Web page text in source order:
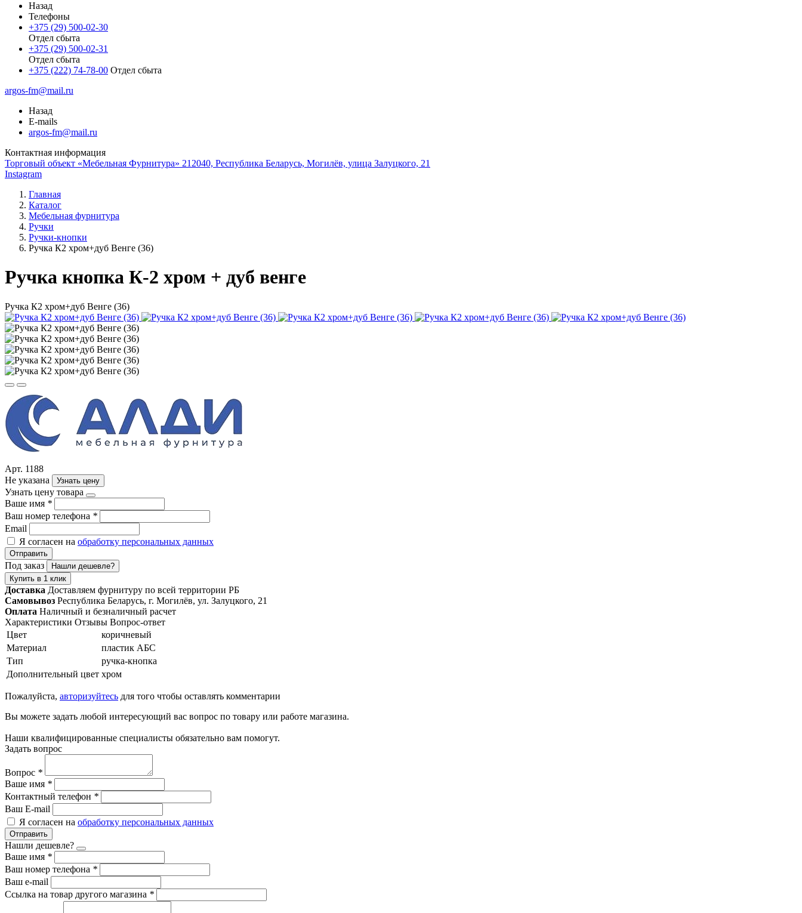
Назад
Телефоны
+375 (29) 500-02-30
Отдел сбыта
+375 (29) 500-02-31
Отдел сбыта
+375 (222) 74-78-00 Отдел сбыта
argos-fm@mail.ru
Назад
E-mails
argos-fm@mail.ru
Контактная информация
Торговый объект «Мебельная Фурнитура» 212040, Республика Беларусь, Могилёв, улица Залуцкого, 21
Instagram
Главная
Каталог
Мебельная фурнитура
Ручки
Ручки-кнопки
Ручка К2 хром+дуб Венге (36)
Ручка кнопка К-2 хром + дуб венге
Ручка К2 хром+дуб Венге (36)
Арт. 1188
Не указана
Узнать цену
Узнать цену товара
Ваше имя *
Ваш номер телефона *
Email
Я согласен на обработку персональных данных
Отправить
Под заказ
Нашли дешевле?
Купить в 1 клик
Доставка Доставляем фурнитуру по всей территории РБ
Самовывоз Республика Беларусь, г. Могилёв, ул. Залуцкого, 21
Оплата Наличный и безналичный расчет
Характеристики Отзывы Вопрос-ответ
Цвет
коричневый
Материал
пластик АБС
Тип
ручка-кнопка
Дополнительный цвет хром
Пожалуйста, авторизуйтесь для того чтобы оставлять комментарии
Вы можете задать любой интересующий вас вопрос по товару или работе магазина.
Наши квалифицированные специалисты обязательно вам помогут.
Задать вопрос
Вопрос *
Ваше имя *
Контактный телефон *
Ваш E-mail
Я согласен на обработку персональных данных
Отправить
Нашли дешевле?
Ваше имя *
Ваш номер телефона *
Ваш e-mail
Ссылка на товар другого магазина *